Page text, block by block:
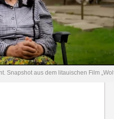
Snapshot aus dem litauischen Film